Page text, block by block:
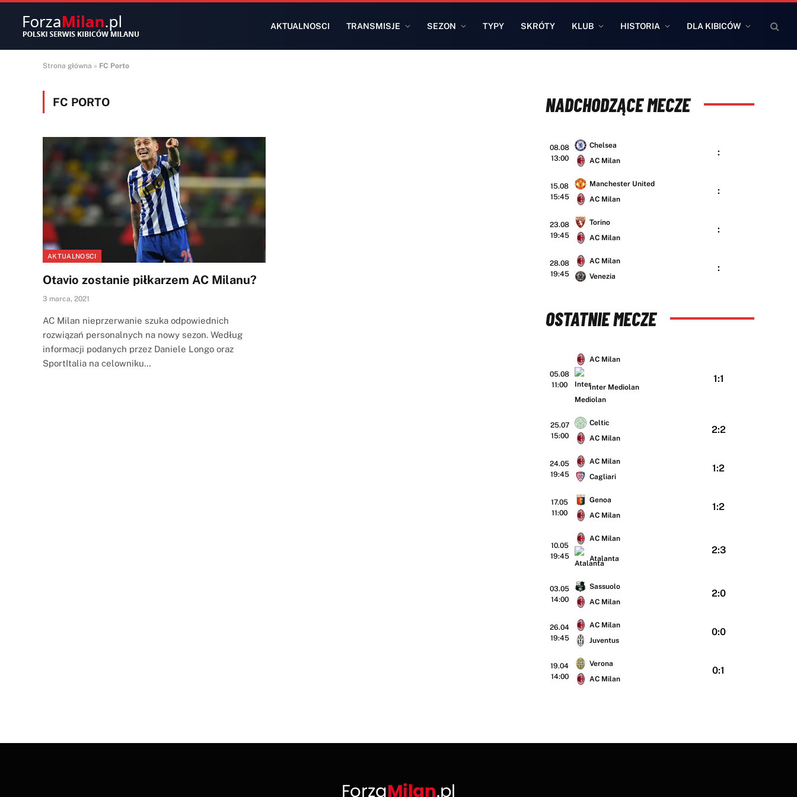
AKTUALNOSCI TRANSMISJE SEZON TYPY SKRÓTY KLUB HISTORIA DLA KIBICÓW
Strona główna » FC Porto
FC PORTO
AKTUALNOSCI
Otavio zostanie piłkarzem AC Milanu?
3 marca, 2021
AC Milan nieprzerwanie szuka odpowiednich
rozwiązań personalnych na nowy sezon. Według
informacji podanych przez Daniele Longo oraz
SportItalia na celowniku…
NADCHODZĄCE MECZE
08.08
13:00
Chelsea
AC Milan
:
15.08
15:45
Manchester United
AC Milan
:
23.08
19:45
Torino
AC Milan
:
28.08
19:45
AC Milan
Venezia
:
OSTATNIE MECZE
05.08
11:00
AC Milan
Inter Mediolan
1:1
25.07
15:00
Celtic
AC Milan
2:2
24.05
19:45
AC Milan
Cagliari
1:2
17.05
11:00
Genoa
AC Milan
1:2
10.05
19:45
AC Milan
Atalanta
2:3
03.05
14:00
Sassuolo
AC Milan
2:0
26.04
19:45
AC Milan
Juventus
0:0
19.04
14:00
Verona
AC Milan
0:1